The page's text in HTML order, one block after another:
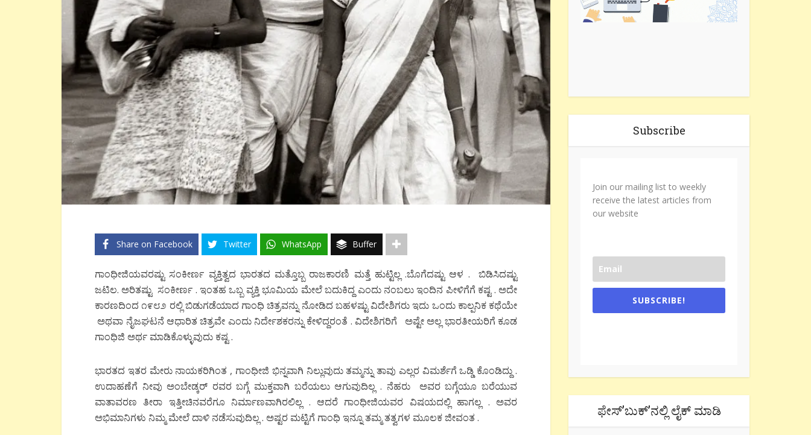
Share on Facebook Twitter WhatsApp Buffer
ಗಾಂಧೀಜಿಯವರಷ್ಟು ಸಂಕೀರ್ಣ ವ್ಯಕ್ತಿತ್ವದ ಭಾರತದ ಮತ್ತೊಬ್ಬ ರಾಜಕಾರಣಿ ಮತ್ತೆ ಹುಟ್ಟಿಲ್ಲ .ಬೊಗೆದಷ್ಟು ಆಳ . ಬಿಡಿಸಿದಷ್ಟು
ಜಟಿಲ. ಅರಿತಷ್ಟು ಸಂಕೀರ್ಣ . ಇಂತಹ ಒಬ್ಬ ವ್ಯಕ್ತಿ ಭೂಮಿಯ ಮೇಲೆ ಬದುಕಿದ್ದ ಎಂದು ನಂಬಲು ಇಂದಿನ ಪೀಳಿಗೆಗೆ ಕಷ್ಟ . ಅದೇ
ಕಾರಣದಿಂದ ೧೯೮೨ ರಲ್ಲಿ ಬಿಡುಗಡೆಯಾದ ಗಾಂಧಿ ಚಿತ್ರವನ್ನು ನೋಡಿದ ಬಹಳಷ್ಟು ವಿದೇಶಿಗರು ಇದು ಒಂದು ಕಾಲ್ಪನಿಕ ಕಥೆಯೇ
ಅಥವಾ ನೈಜಘಟನೆ ಆಧಾರಿತ ಚಿತ್ರವೇ ಎಂದು ನಿರ್ದೇಶಕರನ್ನು ಕೇಳಿದ್ದರಂತೆ . ವಿದೇಶಿಗರಿಗೆ ಅಷ್ಟೇ ಅಲ್ಲ ಭಾರತೀಯರಿಗೆ ಕೂಡ
ಗಾಂಧಿಜಿ ಅರ್ಥ ಮಾಡಿಕೊಳ್ಳುವುದು ಕಷ್ಟ .
ಭಾರತದ ಇತರ ಮೇರು ನಾಯಕರಿಗಿಂತ , ಗಾಂಧೀಜಿ ಭಿನ್ನವಾಗಿ ನಿಲ್ಲುವುದು ತಮ್ಮನ್ನು ತಾವು ಎಲ್ಲರ ವಿಮರ್ಶೆಗೆ ಒಡ್ಡಿ ಕೊಂಡಿದ್ದು .
ಉದಾಹಣೆಗೆ ನೀವು ಅಂಬೇಡ್ಕರ್ ರವರ ಬಗ್ಗೆ ಮುಕ್ತವಾಗಿ ಬರೆಯಲು ಆಗುವುದಿಲ್ಲ . ನೆಹರು ಅವರ ಬಗ್ಗೆಯೂ ಬರೆಯುವ
ವಾತಾವರಣ ತೀರಾ ಇತ್ತೀಚಿನವರೆಗೂ ನಿರ್ಮಾಣವಾಗಿರಲಿಲ್ಲ . ಆದರೆ ಗಾಂಧೀಜಿಯವರ ವಿಷಯದಲ್ಲಿ ಹಾಗಲ್ಲ . ಅವರ
ಅಭಿಮಾನಿಗಳು ನಿಮ್ಮ ಮೇಲೆ ದಾಳಿ ನಡೆಸುವುದಿಲ್ಲ . ಅಷ್ಟರ ಮಟ್ಟಿಗೆ ಗಾಂಧಿ ಇನ್ನೂ ತಮ್ಮ ತತ್ವಗಳ ಮೂಲಕ ಜೀವಂತ .
Subscribe
Join our mailing list to weekly
receive the latest articles from
our website
SUBSCRIBE!
ಫೇಸ್’ಬುಕ್’ನಲ್ಲಿ ಲೈಕ್ ಮಾಡಿ